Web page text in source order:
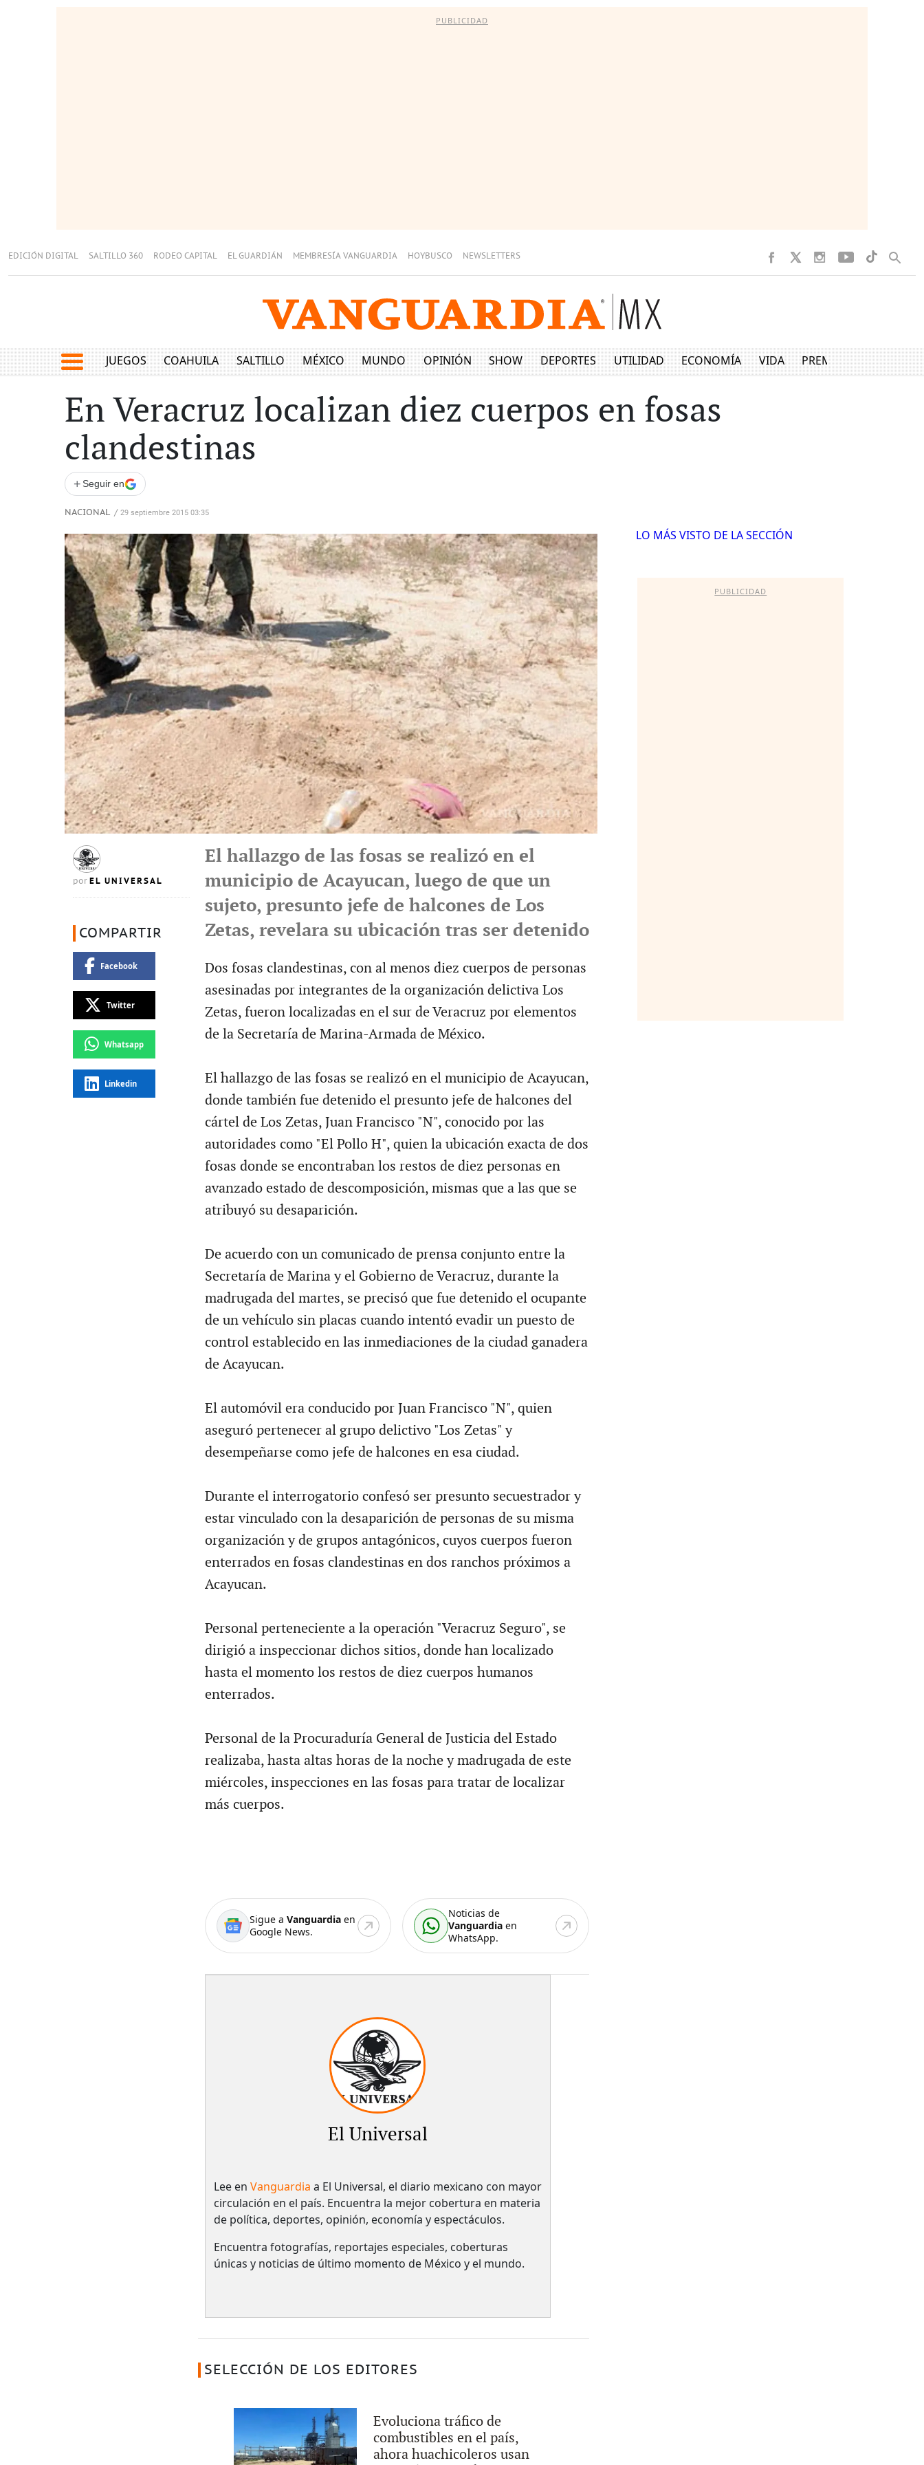
PUBLICIDAD
EDICIÓN DIGITAL SALTILLO 360 RODEO CAPITAL EL GUARDIÁN MEMBRESÍA VANGUARDIA HOYBUSCO NEWSLETTERS
JUEGOS COAHUILA SALTILLO MÉXICO MUNDO OPINIÓN SHOW DEPORTES UTILIDAD ECONOMÍA VIDA PREMIUM
En Veracruz localizan diez cuerpos en fosas
clandestinas
+ Seguir en
NACIONAL / 29 septiembre 2015 03:35
por EL UNIVERSAL
COMPARTIR
Facebook
Twitter
Whatsapp
Linkedin
El hallazgo de las fosas se realizó en el
municipio de Acayucan, luego de que un
sujeto, presunto jefe de halcones de Los
Zetas, revelara su ubicación tras ser detenido
Dos fosas clandestinas, con al menos diez cuerpos de personas
asesinadas por integrantes de la organización delictiva Los
Zetas, fueron localizadas en el sur de Veracruz por elementos
de la Secretaría de Marina-Armada de México.
El hallazgo de las fosas se realizó en el municipio de Acayucan,
donde también fue detenido el presunto jefe de halcones del
cártel de Los Zetas, Juan Francisco "N", conocido por las
autoridades como "El Pollo H", quien la ubicación exacta de dos
fosas donde se encontraban los restos de diez personas en
avanzado estado de descomposición, mismas que a las que se
atribuyó su desaparición.
De acuerdo con un comunicado de prensa conjunto entre la
Secretaría de Marina y el Gobierno de Veracruz, durante la
madrugada del martes, se precisó que fue detenido el ocupante
de un vehículo sin placas cuando intentó evadir un puesto de
control establecido en las inmediaciones de la ciudad ganadera
de Acayucan.
El automóvil era conducido por Juan Francisco "N", quien
aseguró pertenecer al grupo delictivo "Los Zetas" y
desempeñarse como jefe de halcones en esa ciudad.
Durante el interrogatorio confesó ser presunto secuestrador y
estar vinculado con la desaparición de personas de su misma
organización y de grupos antagónicos, cuyos cuerpos fueron
enterrados en fosas clandestinas en dos ranchos próximos a
Acayucan.
Personal perteneciente a la operación "Veracruz Seguro", se
dirigió a inspeccionar dichos sitios, donde han localizado
hasta el momento los restos de diez cuerpos humanos
enterrados.
Personal de la Procuraduría General de Justicia del Estado
realizaba, hasta altas horas de la noche y madrugada de este
miércoles, inspecciones en las fosas para tratar de localizar
más cuerpos.
Sigue a Vanguardiaen
Google News.
Noticias de
Vanguardia en
WhatsApp.
El Universal
Lee en Vanguardia a El Universal, el diario mexicano con mayor
circulación en el país.​ Encuentra la mejor cobertura en materia
de política, deportes, opinión, economía y espectáculos.
Encuentra fotografías, reportajes especiales, coberturas
únicas y noticias de último momento de México y el mundo.
SELECCIÓN DE LOS EDITORES
Evoluciona tráfico de
combustibles en el país,
ahora huachicoleros usan
LO MÁS VISTO DE LA SECCIÓN
PUBLICIDAD